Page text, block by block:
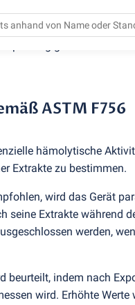
ASTM F756
hämolytische
Extrakte zu bestimmen.
wird das Gerät
seine Extrakte während
werden,
beurteilt, indem nach
wird. Erhöhte